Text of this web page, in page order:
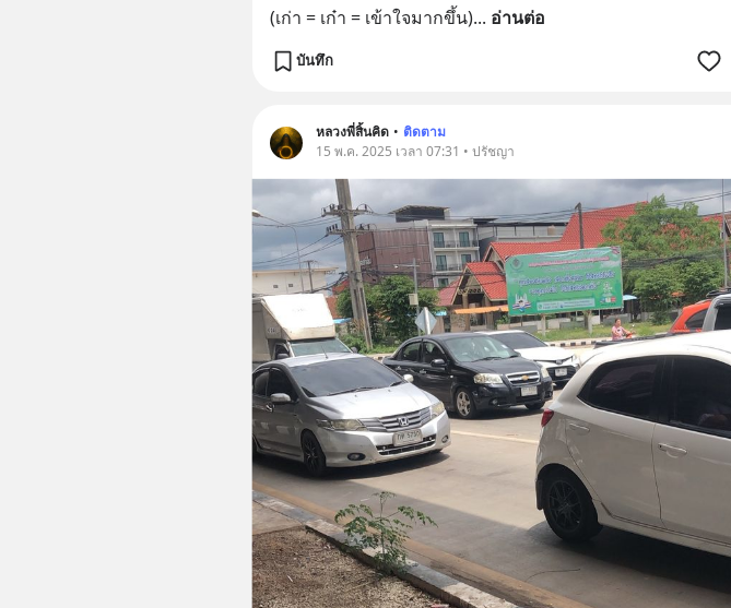
(เก่า = เก๋า = เข้าใจมากขึ้น)... อ่านต่อ
บันทึก
หลวงพี่สิ้นคิด • ติดตาม
15 พ.ค. 2025 เวลา 07:31 • ปรัชญา